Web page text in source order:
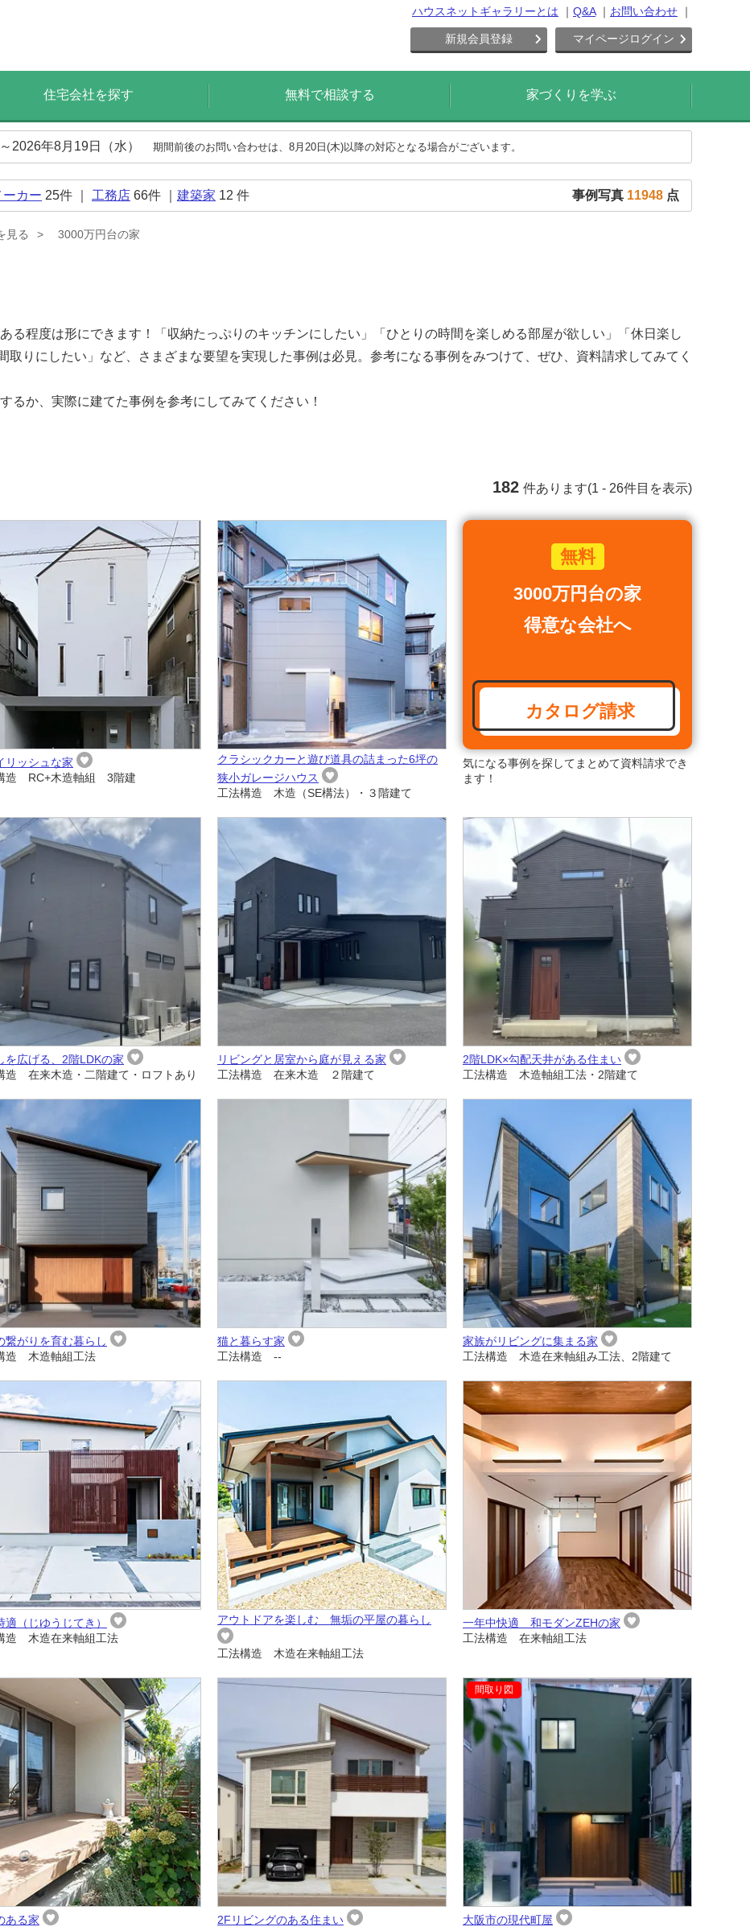
ハウスネットギャラリーとは Q&A お問い合わせ
新規会員登録 マイページログイン
住宅会社を探す 無料で相談する 家づくりを学ぶ
2026年8月19日（水） 期間前後のお問い合わせは、8月20日(木)以降の対応となる場合がございます。
カー 25件 ｜ 工務店 66件 ｜ 建築家 12 件 事例写真 11948 点
見る 3000万円台の家
る程度は形にできます！「収納たっぷりのキッチンにしたい」「ひとりの時間を楽しめる部屋が欲しい」「休日楽し
りにしたい」など、さまざまな要望を実現した事例は必見。参考になる事例をみつけて、ぜひ、資料請求してみてく
か、実際に建てた事例を参考にしてみてください！
182 件あります(1 - 26件目を表示)
リッシュな家
造 RC+木造軸組 3階建
クラシックカーと遊び道具の詰まった6坪の
狭小ガレージハウス
工法構造 木造（SE構法）・３階建て
3000万円台の家
得意な会社へ
カタログ請求
気になる事例を探してまとめて資料請求でき
ます！
を広げる、2階LDKの家
造 在来木造・二階建て・ロフトあり
リビングと居室から庭が見える家
工法構造 在来木造 ２階建て
2階LDK×勾配天井がある住まい
工法構造 木造軸組工法・2階建て
繋がりを育む暮らし
造 木造軸組工法
猫と暮らす家
工法構造 --
家族がリビングに集まる家
工法構造 木造在来軸組み工法、2階建て
適（じゆうじてき）
造 木造在来軸組工法
アウトドアを楽しむ 無垢の平屋の暮らし
工法構造 木造在来軸組工法
一年中快適 和モダンZEHの家
工法構造 在来軸組工法
ある家
2Fリビングのある住まい
大阪市の現代町屋